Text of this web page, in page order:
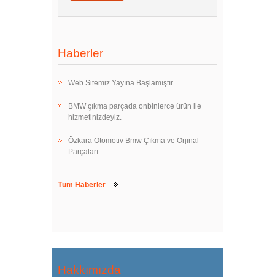
Haberler
Web Sitemiz Yayına Başlamıştır
BMW çıkma parçada onbinlerce ürün ile
hizmetinizdeyiz.
Özkara Otomotiv Bmw Çıkma ve Orjinal
Parçaları
Tüm Haberler
Hakkımızda